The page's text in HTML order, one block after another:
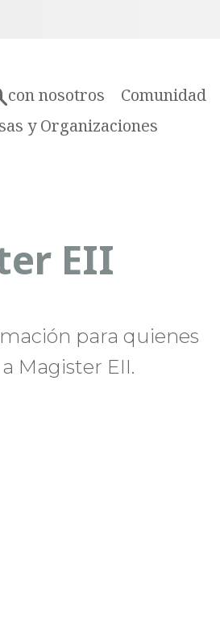
con nosotros Comunidad
y Organizaciones
EII
para quienes
Magister EII.